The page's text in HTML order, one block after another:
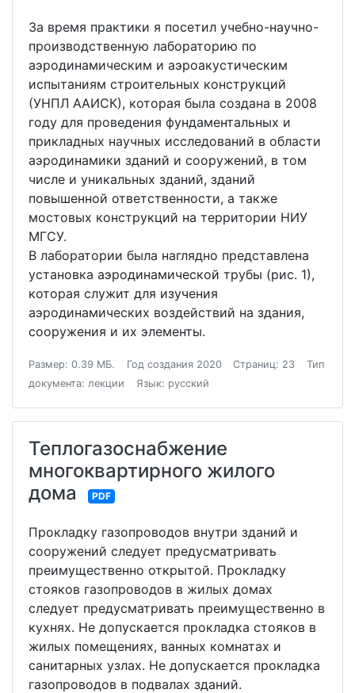
За время практики я посетил учебно-научно-
производственную лабораторию по
аэродинамическим и аэроакустическим
испытаниям строительных конструкций
(УНПЛ ААИСК), которая была создана в 2008
году для проведения фундаментальных и
прикладных научных исследований в области
аэродинамики зданий и сооружений, в том
числе и уникальных зданий, зданий
повышенной ответственности, а также
мостовых конструкций на территории НИУ
МГСУ.
В лаборатории была наглядно представлена
установка аэродинамической трубы (рис. 1),
которая служит для изучения
аэродинамических воздействий на здания,
сооружения и их элементы.
Размер: 0.39 МБ. Год создания 2020 Страниц: 23
Тип
документа: лекции
Язык: русский
Теплогазоснабжение
многоквартирного жилого
дома
PDF
Прокладку газопроводов внутри зданий и
сооружений следует предусматривать
преимущественно открытой. Прокладку
стояков газопроводов в жилых домах
следует предусматривать преимущественно в
кухнях. Не допускается прокладка стояков в
жилых помещениях, ванных комнатах и
санитарных узлах. Не допускается прокладка
газопроводов в подвалах зданий.